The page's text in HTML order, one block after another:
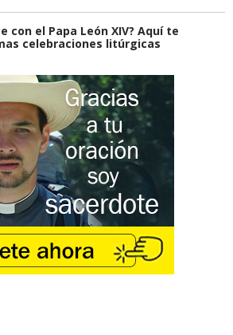
con el Papa León XIV? Aquí te
celebraciones litúrgicas